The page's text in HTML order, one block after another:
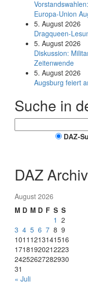
Europa-Union
5. August 2026
Dragqueen-
5. August 2026
Diskussion:
Zeitenwende
5. August 2026
Augsburg feiert
Suche in
DAZ-
DAZ Archiv
August 2026
M D M D F S S
1 2
3 4 5 6 7 8 9
1011 1213141516
17181920212223
24252627282930
31
« Juli